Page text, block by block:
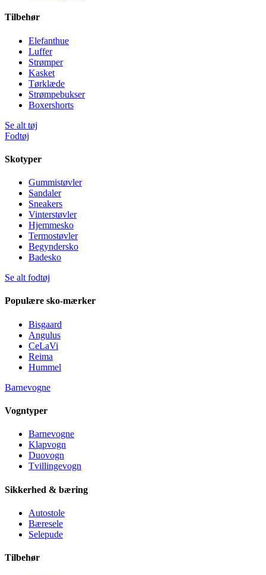
Tilbehør
Elefanthue
Luffer
Strømper
Kasket
Tørklæde
Strømpebukser
Boxershorts
Se alt tøj
Fodtøj
Skotyper
Gummistøvler
Sandaler
Sneakers
Vinterstøvler
Hjemmesko
Termostøvler
Begyndersko
Badesko
Se alt fodtøj
Populære sko-mærker
Bisgaard
Angulus
CeLaVi
Reima
Hummel
Barnevogne
Vogntyper
Barnevogne
Klapvogn
Duovogn
Tvillingevogn
Sikkerhed & bæring
Autostole
Bæresele
Selepude
Tilbehør